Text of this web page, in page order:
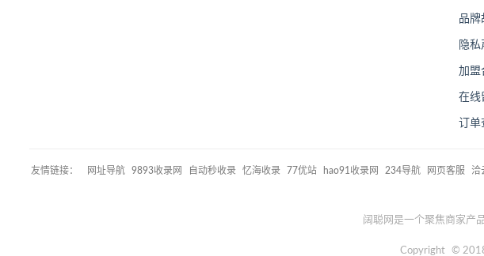
品牌
隐
加盟
在线
订单
友情链接： 网址导航 9893收录网 自动秒收录 忆海收录 77优站 hao91收录网 234导航 网页客服 洽
阔聪网是一个聚焦商家产
Copyright ©